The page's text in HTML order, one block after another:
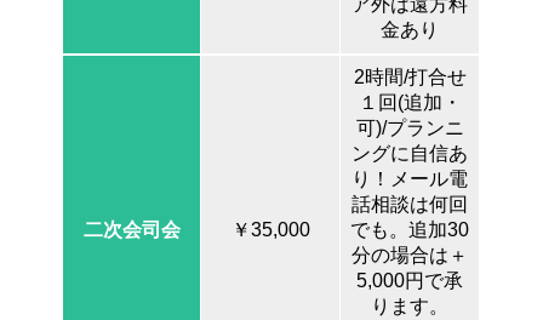
ア外は遠方料
金あり
二次会司会 ￥35,000
2時間/打合せ
１回(追加・
可)/プランニ
ングに自信あ
り！メール電
話相談は何回
でも。追加30
分の場合は＋
5,000円で承
ります。